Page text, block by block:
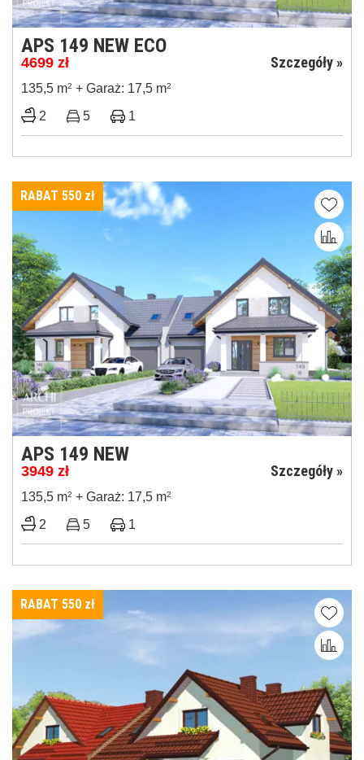
APS 149 NEW ECO
4699 zł Szczegóły »
135,5 m2 + Garaż: 17,5 m2
2 5 1
RABAT 550 zł
APS 149 NEW
3949 zł Szczegóły »
135,5 m2 + Garaż: 17,5 m2
2 5 1
RABAT 550 zł